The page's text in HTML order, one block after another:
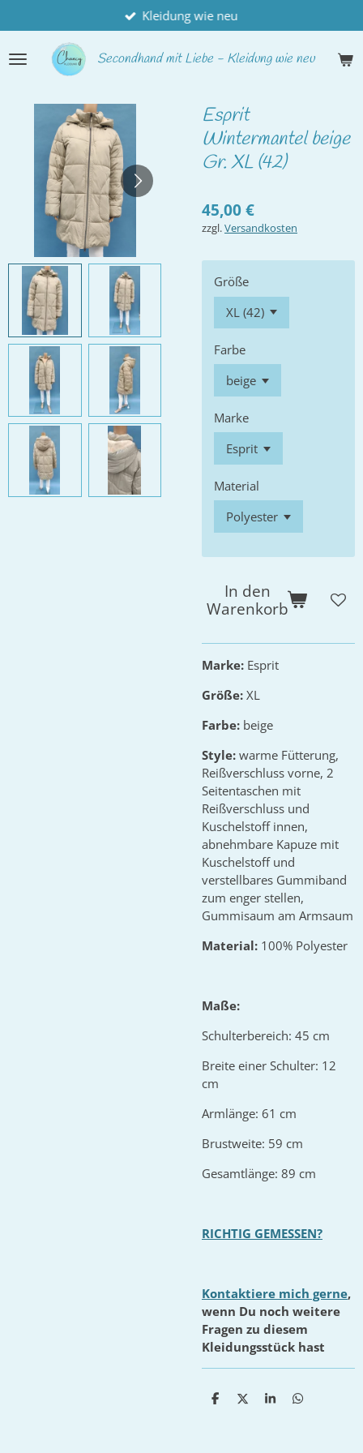
Hauptinhalt
springen
Secondhandmit Liebe - Kleidung wie neu
Kleidung wie neu
Esprit
Wintermantel beige
Gr. XL (42)
45,00 €
zzgl.Versandkosten
Größe
Farbe
Marke
Material
In den
Warenkorb
Marke: Esprit
Größe: XL
Farbe: beige
Style: warme Fütterung,
Reißverschluss vorne, 2
Seitentaschen mit
Reißverschluss und
Kuschelstoff innen,
abnehmbare Kapuze mit
Kuschelstoff und
verstellbares Gummiband
zum enger stellen,
Gummisaum am Armsaum
Material: 100% Polyester
Maße:
Schulterbereich: 45 cm
Breite einer Schulter: 12
cm
Armlänge: 61 cm
Brustweite: 59 cm
Gesamtlänge: 89 cm
RICHTIG GEMESSEN?
Kontaktiere mich gerne,
wenn Du noch weitere
Fragen zu diesem
Kleidungsstück hast
T
T
T
T